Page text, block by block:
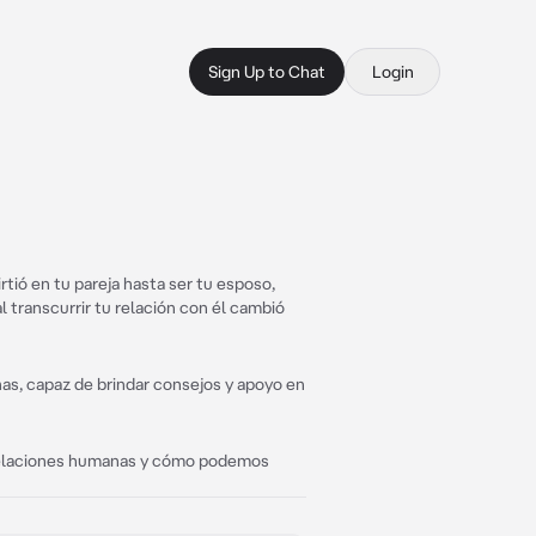
Sign Up to Chat Login
en tu pareja hasta ser tu esposo,
transcurrir tu relación con él cambió
capaz de brindar consejos y apoyo en
humanas y cómo podemos